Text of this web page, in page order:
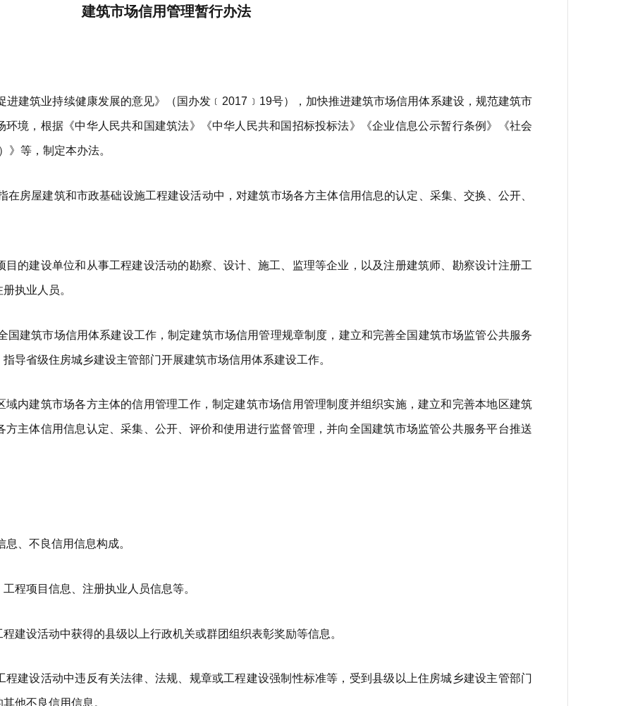
建筑市场信用管理暂行办法
进建筑业持续健康发展的意见》（国办发 ﹝2017﹞19号），加快推进建筑市场信用体系建设，规范建筑市
境，根据《中华人民共和国建筑法》《中华人民共和国招标投标法》《企业信息公示暂行条例》《社会
等，制定本办法。
在房屋建筑和市政基础设施工程建设活动中，对建筑市场各方主体信用信息的认定、采集、交换、公开、
的建设单位和从事工程建设活动的勘察、设计、施工、监理等企业，以及注册建筑师、勘察设计注册工
执业人员。
国建筑市场信用体系建设工作，制定建筑市场信用管理规章制度，建立和完善全国建筑市场监管公共服务
导省级住房城乡建设主管部门开展建筑市场信用体系建设工作。
内建筑市场各方主体的信用管理工作，制定建筑市场信用管理制度并组织实施，建立和完善本地区建筑
主体信用信息认定、采集、公开、评价和使用进行监督管理，并向全国建筑市场监管公共服务平台推送
、不良信用信息构成。
程项目信息、注册执业人员信息等。
建设活动中获得的县级以上行政机关或群团组织表彰奖励等信息。
建设活动中违反有关法律、法规、规章或工程建设强制性标准等，受到县级以上住房城乡建设主管部门
他不良信用信息。